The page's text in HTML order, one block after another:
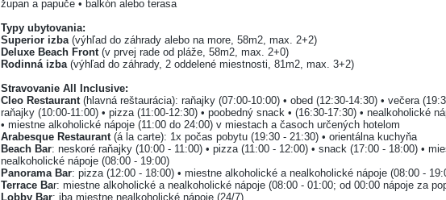
župan a papuče • balkón alebo terasa
Typy ubytovania:
Superior izba(výhľad do záhrady alebo na more, 58m2, max. 2+2)
Deluxe Beach Front(v prvej rade od pláže, 58m2, max. 2+0)
Rodinná izba(výhľad do záhrady, 2 oddelené miestnosti, 81m2, max. 3+2)
Stravovanie All Inclusive:
Cleo Restaurant(hlavná reštaurácia): raňajky (07:00-10:00) • obed (12:30-14:30) • večera
raňajky (10:00-11:00) • pizza (11:00-12:30) • poobedný snack • (16:30-17:30) • nealkoholické
• miestne alkoholické nápoje (11:00 do 24:00) v miestach a časoch určených hotelom
Arabesque Restaurant(á la carte): 1x počas pobytu (19:30 - 21:30) • orientálna kuchyňa
Beach Bar: neskoré raňajky (10:00 - 11:00) • pizza (11:00 - 12:00) • snack (17:00 - 18:00) •
nealkoholické nápoje (08:00 - 19:00)
Panorama Bar: pizza (12:00 - 18:00) • miestne alkoholické a nealkoholické nápoje (08:00 -
Terrace Bar: miestne alkoholické a nealkoholické nápoje (08:00 - 01:00; od 00:00 nápoje za
Lobby Bar: iba miestne nealkoholické nápoje (24/7)